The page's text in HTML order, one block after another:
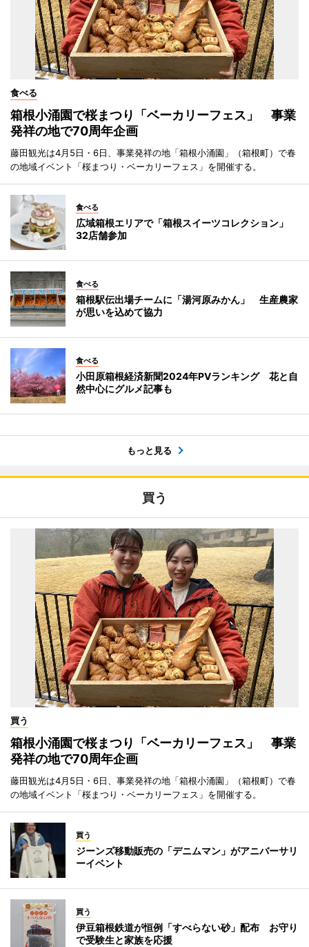
食べる
箱根小涌園で桜まつり「ベーカリーフェス」 事業
発祥の地で70周年企画
藤田観光は4月5日・6日、事業発祥の地「箱根小涌園」（箱根町）で春
の地域イベント「桜まつり・ベーカリーフェス」を開催する。
食べる
広域箱根エリアで「箱根スイーツコレクション」
32店舗参加
食べる
箱根駅伝出場チームに「湯河原みかん」 生産農家
が思いを込めて協力
食べる
小田原箱根経済新聞2024年PVランキング 花と自
然中心にグルメ記事も
もっと見る
買う
買う
箱根小涌園で桜まつり「ベーカリーフェス」 事業
発祥の地で70周年企画
藤田観光は4月5日・6日、事業発祥の地「箱根小涌園」（箱根町）で春
の地域イベント「桜まつり・ベーカリーフェス」を開催する。
買う
ジーンズ移動販売の「デニムマン」がアニバーサリ
ーイベント
買う
伊豆箱根鉄道が恒例「すべらない砂」配布 お守り
で受験生と家族を応援